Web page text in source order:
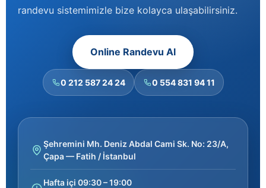
randevu sistemimizle bize kolayca ulaşabilirsiniz.
Online Randevu Al
0 212 587 24 24 0 554 831 94 11
Şehremini Mh. Deniz Abdal Cami Sk. No: 23/A,
Çapa — Fatih / İstanbul
Hafta içi 09:30 – 19:00